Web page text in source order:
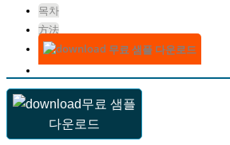
목차
方法
무료 샘플 다운로드
무료 샘플
다운로드